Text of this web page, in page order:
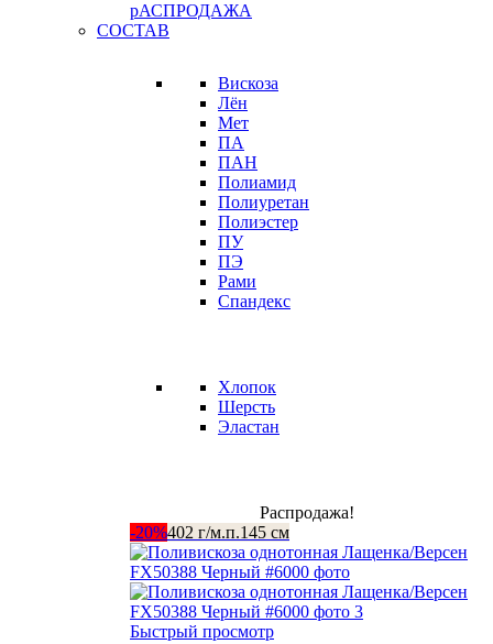
рАСПРОДАЖА
СОСТАВ
Вискоза
Лён
Мет
ПА
ПАН
Полиамид
Полиуретан
Полиэстер
ПУ
ПЭ
Рами
Спандекс
Хлопок
Шерсть
Эластан
Распродажа!
-20%402 г/м.п.145 см
Быстрый просмотр